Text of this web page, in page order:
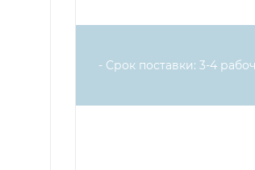
- Срок поставки: 3-4